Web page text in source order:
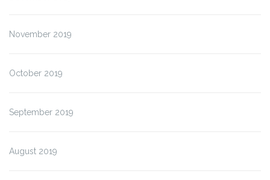
November 2019
October 2019
September 2019
August 2019